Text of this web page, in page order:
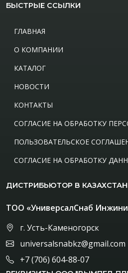
БЫСТРЫЕ ССЫЛКИ
ГЛАВНАЯ
О КОМПАНИИ
КАТАЛОГ
НОВОСТИ
КОНТАКТЫ
СОГЛАСИЕ НА ОБРАБОТКУ
ПОЛЬЗОВАТЕЛЬСКОЕ
СОГЛАСИЕ НА ОБРАБОТКУ
ДИСТРИБЬЮТОР В
ТОО «УниверсалСнаб
г. Усть-Каменогорск
universalsnabkz@gmail.com
+7 (706) 604-88-07